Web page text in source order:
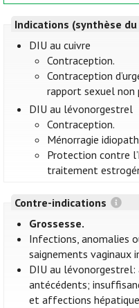
Indications (synthèse du
DIU au cuivre
Contraception.
Contraception
rapport sexuel non
DIU au lévonorgestrel
Contraception.
Ménorragie
Protection contre
traitement
Contre-indications
Grossesse.
Infections, anomalies
saignements vaginaux
DIU au lévonorgestrel:
antécédents;
et affections